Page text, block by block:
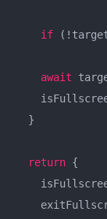
if
await
  }
return {